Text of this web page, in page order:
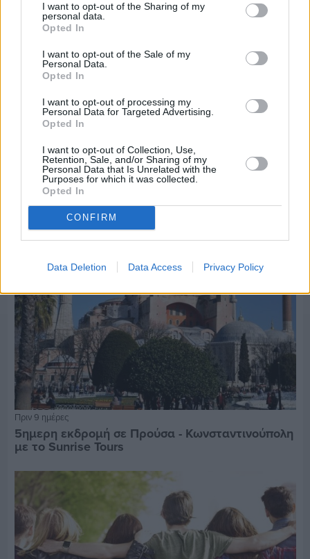
I want to opt-out of the Sharing of my
personal data.
Opted In
I want to opt-out of the Sale of my
Personal Data.
Opted In
I want to opt-out of processing my
Personal Data for Targeted Advertising.
Opted In
I want to opt-out of Collection, Use,
Retention, Sale, and/or Sharing of my
Personal Data that Is Unrelated with the
Purposes for which it was collected.
Opted In
CONFIRM
Data Deletion Data Access Privacy Policy
Πριν 9 ημέρες
Διακοπές ρεύματος: Συνασπισμό των
επιχειρήσεων προτείνει το Επιμελητήριο
Πριν 9 ημέρες
5ημερη εκδρομή σε Προύσα - Κωνσταντινούπολη
με το Sunrise Tours